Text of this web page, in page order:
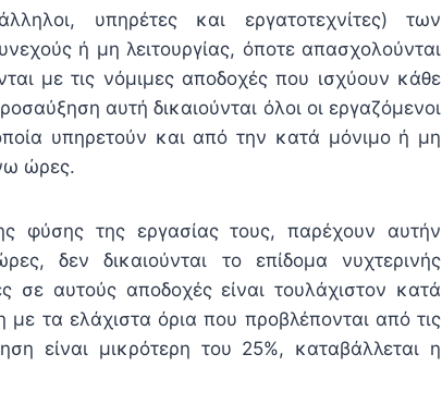
υπηρέτες και εργατοτεχνίτες) των
ή μη λειτουργίας, όποτε απασχολούνται
με τις νόμιμες αποδοχές που ισχύουν κάθε
αυτή δικαιούνται όλοι οι εργαζόμενοι
υπηρετούν και από την κατά μόνιμο ή μη
ώρες.
φύσης της εργασίας τους, παρέχουν αυτήν
δεν δικαιούνται το επίδομα νυχτερινής
σε αυτούς αποδοχές είναι τουλάχιστον κατά
τα ελάχιστα όρια που προβλέπονται από τις
είναι μικρότερη του 25%, καταβάλλεται η